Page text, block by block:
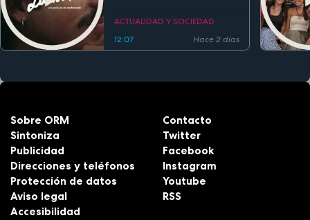
estreno
ACTUALIDAD Y SOCIEDAD
12:07
Hace 2 días
Sobre ORM
Sintoniza
Publicidad
Direcciones y teléfonos
Protección de datos
Aviso legal
Accesibilidad
Contacto
Twitter
Facebook
Instagram
Youtube
RSS